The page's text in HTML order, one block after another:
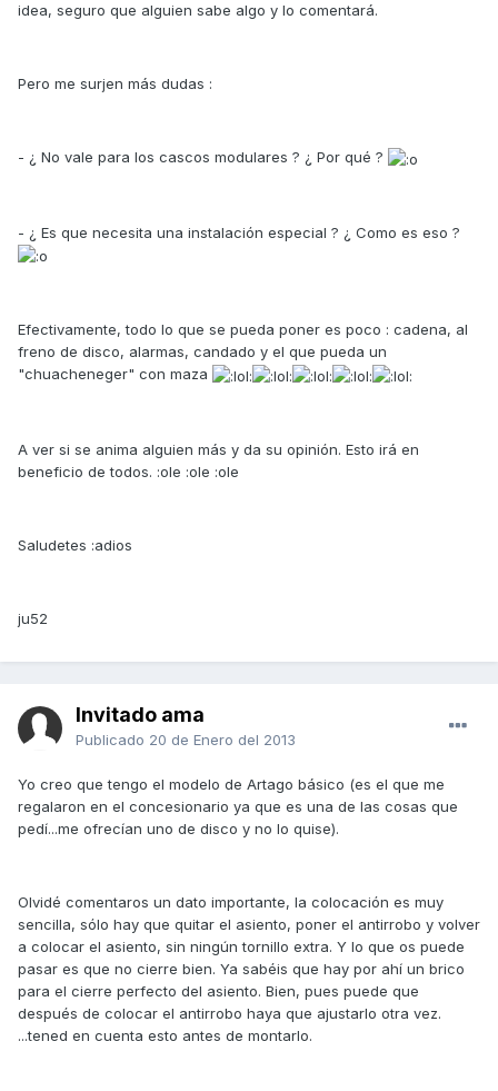
idea, seguro que alguien sabe algo y lo comentará.
Pero me surjen más dudas :
- ¿ No vale para los cascos modulares ? ¿ Por qué ?
- ¿ Es que necesita una instalación especial ? ¿ Como es eso ?
Efectivamente, todo lo que se pueda poner es poco : cadena, al
freno de disco, alarmas, candado y el que pueda un
"chuacheneger" con maza
A ver si se anima alguien más y da su opinión. Esto irá en
beneficio de todos. :ole :ole :ole
Saludetes :adios
ju52
Invitado ama
Publicado 20 de Enero del 2013
Yo creo que tengo el modelo de Artago básico (es el que me
regalaron en el concesionario ya que es una de las cosas que
pedí...me ofrecían uno de disco y no lo quise).
Olvidé comentaros un dato importante, la colocación es muy
sencilla, sólo hay que quitar el asiento, poner el antirrobo y volver
a colocar el asiento, sin ningún tornillo extra. Y lo que os puede
pasar es que no cierre bien. Ya sabéis que hay por ahí un brico
para el cierre perfecto del asiento. Bien, pues puede que
después de colocar el antirrobo haya que ajustarlo otra vez.
...tened en cuenta esto antes de montarlo.